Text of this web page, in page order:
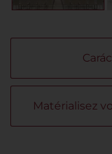
Matérialisez